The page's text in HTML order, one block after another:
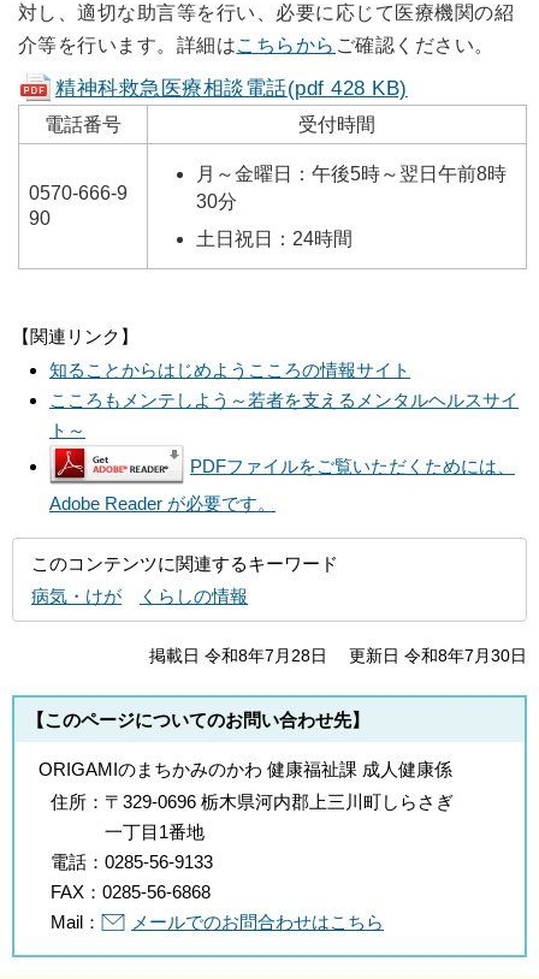
対し、適切な助言等を行い、必要に応じて医療機関の紹
介等を行います。詳細はこちらから ご確認ください。
精神科救急医療相談電話(pdf 428 KB)
電話番号 受付時間
0570‐666‐9
90
月～金曜日：午後5時～翌日午前8時
30分
土日祝日：24時間
【関連リンク】
知ることからはじめようこころの情報サイト
こころもメンテしよう～若者を支えるメンタルヘルスサイ
ト～
PDFファイルをご覧いただくためには、
Adobe Reader が必要です。
このコンテンツに関連するキーワード
病気・けが
くらしの情報
掲載日 令和8年7月28日 更新日 令和8年7月30日
【このページについてのお問い合わせ先】
ORIGAMIのまちかみのかわ 健康福祉課 成人健康係
住所： 〒329-0696 栃木県河内郡上三川町しらさぎ
一丁目1番地
電話： 0285-56-9133
FAX： 0285-56-6868
Mail：
メールでのお問合わせはこちら